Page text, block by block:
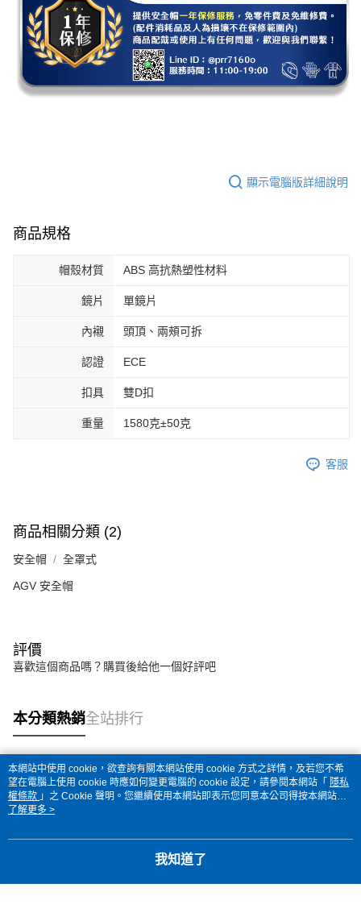
顯示電腦版詳細說明
商品規格
帽殼材質 ABS 高抗熱塑性材料
鏡片 單鏡片
內襯 頭頂、兩頰可拆
認證 ECE
扣具 雙D扣
重量 1580克±50克
客服
商品相關分類 (2)
安全帽 全罩式
AGV 安全帽
評價
喜歡這個商品嗎？購買後給他一個好評吧
本分類熱銷全站排行
熱門標籤
本網站中使用 cookie，欲查詢有關本網站使用 cookie 方式之詳情，及若您不希
望在電腦上使用 cookie 時應如何變更電腦的 cookie 設定，請參閱本網站「 隱私
權條款 」之 Cookie 聲明。您繼續使用本網站即表示您同意本公司得按本網站使
用條款之 Cookie 聲明使用 cookie。
了解更多 >
我知道了